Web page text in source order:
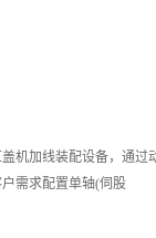
盖机加线装配设备，通
需求配置单轴(伺股